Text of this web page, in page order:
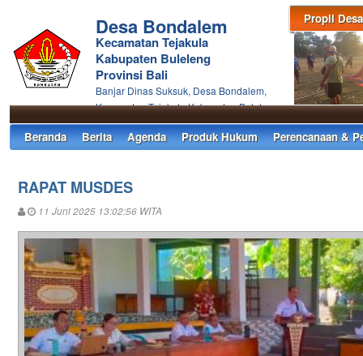
Propil Desa
Desa Bondalem
Kecamatan Tejakula
Kabupaten Buleleng
Provinsi Bali
Banjar Dinas Suksuk, Desa Bondalem,
Kecamatan Tejakula Kabupaten Buleleng
Beranda Berita Agenda Produk Hukum Perencanaan &
RAPAT MUSDES
11 Juni 2025 13:02:56 WITA